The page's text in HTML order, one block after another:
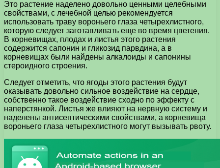
Это растение наделено довольно ценными целебными
свойствами, с лечебной целью рекомендуется
использовать траву вороньего глаза четырехлистного,
которую следует заготавливать еще во время цветения.
В корневищах, плодах и листья этого растения
содержится сапонин и гликозид парвдина, а в
корневищах были найдены алкалоиды и сапонины
стероидного строения.
Следует отметить, что ягоды этого растения будут
оказывать довольно сильное воздействие на сердце,
собственно такое воздействие сходно по эффекту с
наперстянкой. Листья же влияют на нервную систему и
наделены антисептическими свойствами, а корневища
вороньего глаза четырехлистного могут вызывать рвоту.